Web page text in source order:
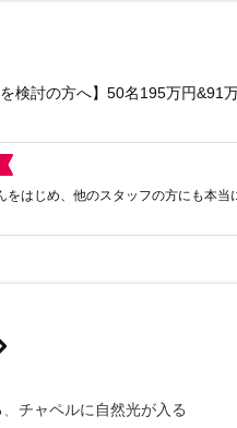
検討の方へ】50名195万円&91
をはじめ、他のスタッフの方にも本当
チャペルに自然光が入る